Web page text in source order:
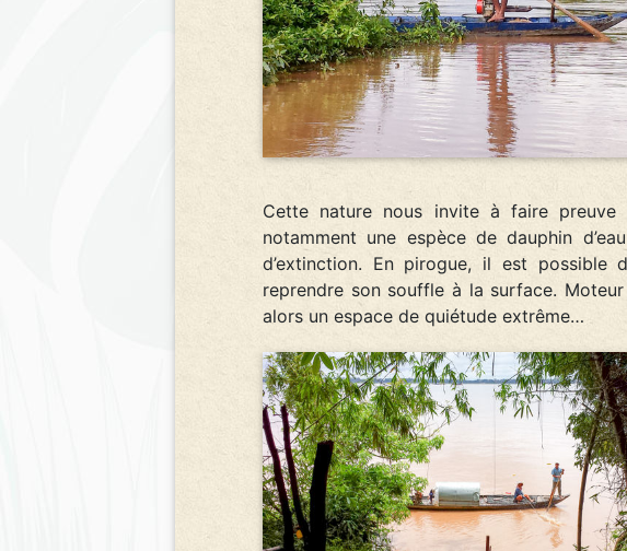
Cette nature nous invite à faire preuve
notamment une espèce de dauphin
d’extinction. En pirogue, il est possible
reprendre son souffle à la surface.
alors un espace de quiétude extrême…